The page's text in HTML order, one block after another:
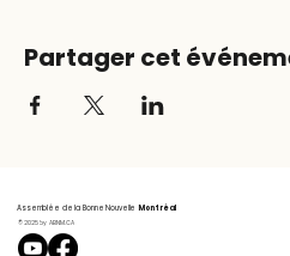
Partager cet
Assemblée de la Bonne Nouvelle Montréal
© 2025 by ABNM.CA